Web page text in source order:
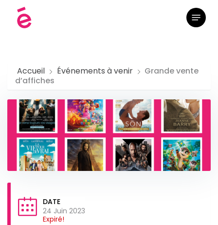
Menu
Accueil Événements à venir
Grande vente
d’affiches
DATE
24 Juin 2023
Expiré!